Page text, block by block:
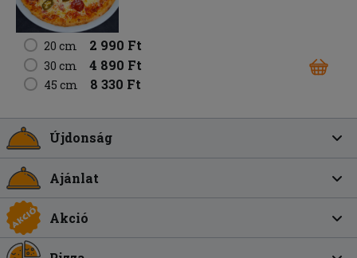
20 cm 2 990 Ft
30 cm 4 890 Ft
45 cm 8 330 Ft
Újdonság
Ajánlat
Akció